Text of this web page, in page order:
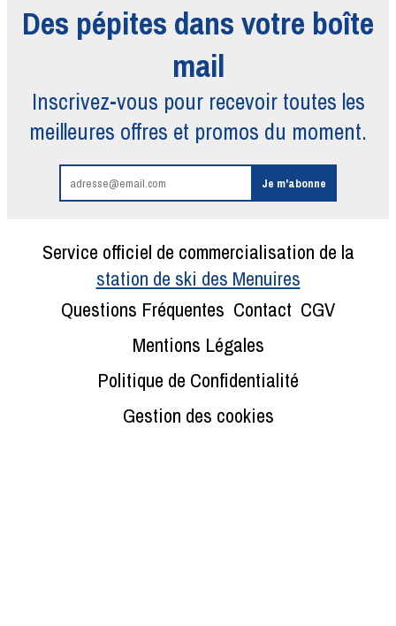
Des pépites dans votre boîte
mail
Inscrivez-vous pour recevoir toutes les
meilleures offres et promos du moment.
Service officiel de commercialisation de la
station de ski des Menuires
Questions Fréquentes Contact CGV
Mentions Légales
Politique de Confidentialité
Gestion des cookies